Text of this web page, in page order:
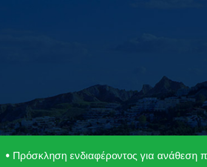
Πρόσκληση ενδιαφέροντος για ανάθεση